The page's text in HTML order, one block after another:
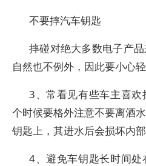
不要摔汽车钥匙
摔碰对绝大多数电子产
自然也不例外，因此要小心
3、常看见有些车主喜
个时候要格外注意不要离酒
钥匙上，其进水后会损坏内部
4、避免车钥匙长时间